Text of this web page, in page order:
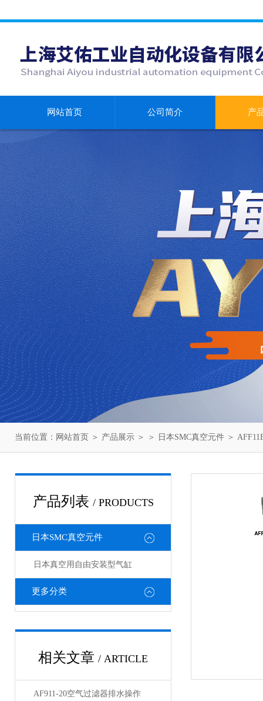
网站首页 公司简介 产
当前位置： 网站首页 ＞ 产品展示 ＞ ＞ 日本SMC真空元件 ＞
产品列表 / PRODUCTS
日本SMC真空元件
日本真空用自由安装型气缸
更多分类
相关文章 / ARTICLE
AF911-20空气过滤器排水操作